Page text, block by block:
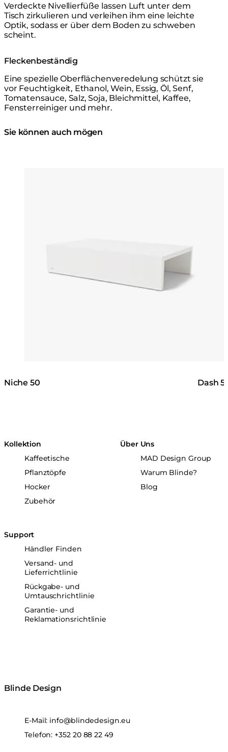
Verdeckte Nivellierfüße lassen Luft unter dem
Tisch zirkulieren und verleihen ihm eine leichte
Optik, sodass er über dem Boden zu schweben
scheint.
Fleckenbeständig
Eine spezielle Oberflächenveredelung schützt sie
vor Feuchtigkeit, Ethanol, Wein, Essig, Öl, Senf,
Tomatensauce, Salz, Soja, Bleichmittel, Kaffee,
Fensterreiniger und mehr.
Sie können auch mögen
Niche 50 Dash
Kollektion
Kaffeetische
Pflanztöpfe
Hocker
Zubehör
Über Uns
MAD Design Group
Warum Blinde?
Blog
Support
Händler Finden
Versand- und
Lieferrichtlinie
Rückgabe- und
Umtauschrichtlinie
Garantie- und
Reklamationsrichtlinie
Blinde Design
E-Mail: info@blindedesign.eu
Telefon: +352 20 88 22 49